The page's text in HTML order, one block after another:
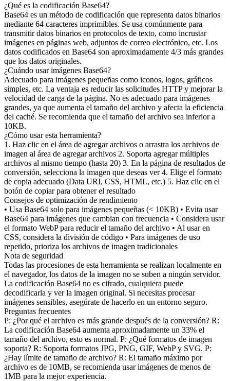
¿Qué es la codificación Base64?
Base64 es un método de codificación que representa datos binarios
mediante 64 caracteres imprimibles. Se usa comúnmente para
transmitir datos binarios en protocolos de texto, como incrustar
imágenes en páginas web, adjuntos de correo electrónico, etc. Los
datos codificados en Base64 son aproximadamente 4/3 más grandes
que los datos originales.
¿Cuándo usar imágenes Base64?
Adecuado para imágenes pequeñas como iconos, logos, gráficos
simples, etc. La ventaja es reducir las solicitudes HTTP y mejorar la
velocidad de carga de la página. No es adecuado para imágenes
grandes, ya que aumenta el tamaño del archivo y afecta la eficiencia
del caché. Se recomienda que el tamaño del archivo sea inferior a
10KB.
¿Cómo usar esta herramienta?
1. Haz clic en el área de agregar archivos o arrastra los archivos de
imagen al área de agregar archivos 2. Soporta agregar múltiples
archivos al mismo tiempo (hasta 20) 3. En la página de resultados de
conversión, selecciona la imagen que deseas ver 4. Elige el formato
de copia adecuado (Data URI, CSS, HTML, etc.) 5. Haz clic en el
botón de copiar para obtener el resultado
Consejos de optimización de rendimiento
• Usa Base64 solo para imágenes pequeñas (< 10KB) • Evita usar
Base64 para imágenes que cambian con frecuencia • Considera usar
el formato WebP para reducir el tamaño del archivo • Al usar en
CSS, considera la división de código • Para imágenes de uso
repetido, prioriza los archivos de imagen tradicionales
Nota de seguridad
Todas las procesiones de esta herramienta se realizan localmente en
el navegador, los datos de la imagen no se suben a ningún servidor.
La codificación Base64 no es cifrado, cualquiera puede
decodificarla y ver la imagen original. Si necesitas procesar
imágenes sensibles, asegúrate de hacerlo en un entorno seguro.
Preguntas frecuentes
P: ¿Por qué el archivo es más grande después de la conversión? R:
La codificación Base64 aumenta aproximadamente un 33% el
tamaño del archivo, esto es normal. P: ¿Qué formatos de imagen
soporta? R: Soporta formatos JPG, PNG, GIF, WebP y SVG. P:
¿Hay límite de tamaño de archivo? R: El tamaño máximo por
archivo es de 10MB, se recomienda usar imágenes de menos de
1MB para la mejor experiencia.